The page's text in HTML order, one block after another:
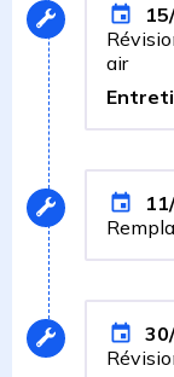
air